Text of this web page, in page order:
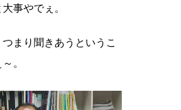
事やでぇ。
まり聞きあうというこ
。